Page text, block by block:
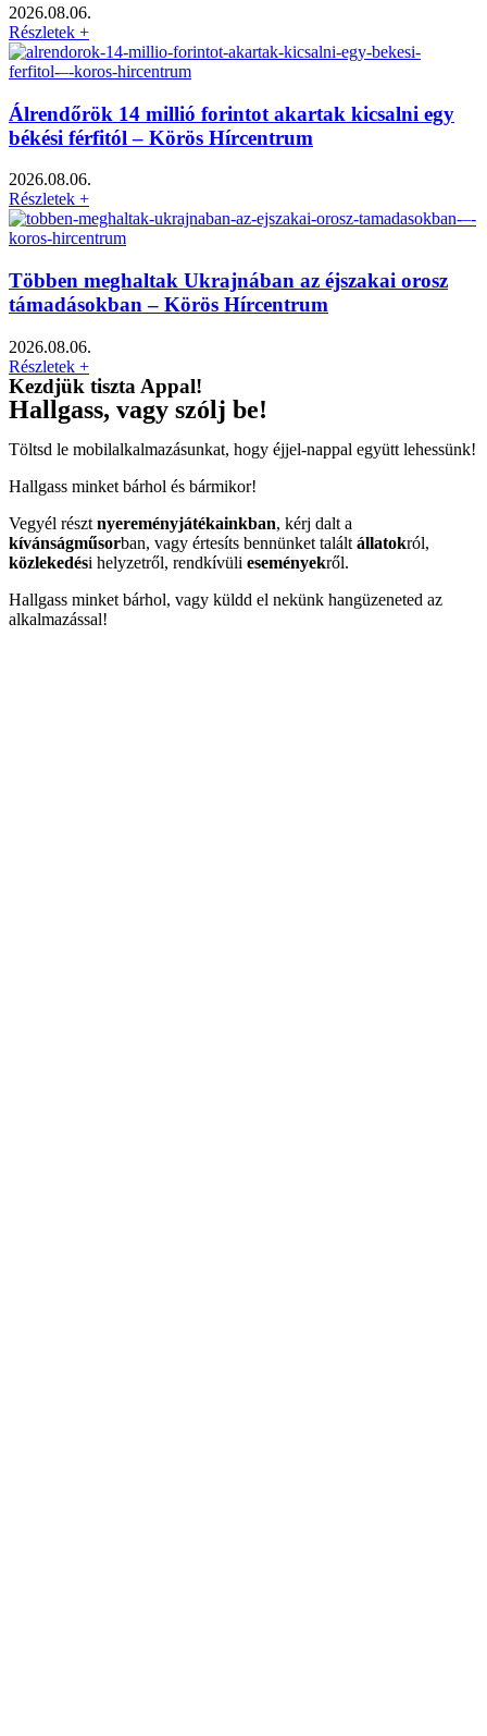
2026.08.06.
Részletek +
Álrendőrök 14 millió forintot akartak kicsalni egy
békési férfitól – Körös Hírcentrum
2026.08.06.
Részletek +
Többen meghaltak Ukrajnában az éjszakai orosz
támadásokban – Körös Hírcentrum
2026.08.06.
Részletek +
Kezdjük tiszta Appal!
Hallgass, vagy szólj be!
Töltsd le mobilalkalmazásunkat, hogy éjjel-nappal együtt lehessünk!
Hallgass minket bárhol és bármikor!
Vegyél részt nyereményjátékainkban, kérj dalt a
kívánságműsorban, vagy értesíts bennünket talált állatokról,
közlekedési helyzetről, rendkívüli eseményekről.
Hallgass minket bárhol, vagy küldd el nekünk hangüzeneted az
alkalmazással!